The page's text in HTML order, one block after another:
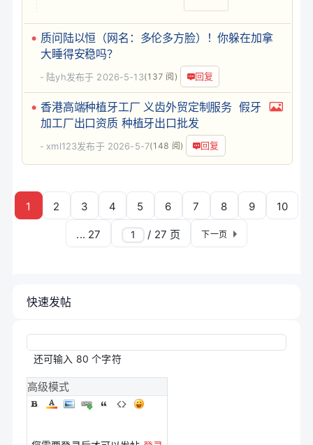
质问陆以恒（网名：多伦多方脸）！你躲在加拿
大睡得安稳吗？
陆yh (137 阅) 回复
发布于 2026-5-13
香港高端种植牙工厂 义齿外贸定制服务 假牙
加工厂出口资质 种植牙出口批发
xml123 (148 阅) 回复
发布于 2026-5-7
1 2 3 4 5 6 7 8 9 10
... 27 / 27 页 下一页
快速发帖
还可输入 80 个字符
高级模式